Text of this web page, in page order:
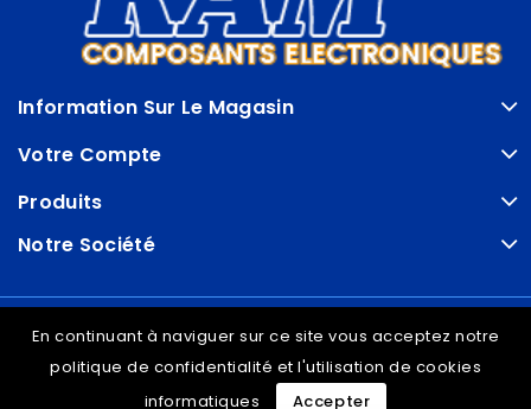
Information Sur Le Magasin
Votre Compte
Produits
Notre Société
© VDRAM - 2026
En continuant à naviguer sur ce site vous acceptez notre
politique de confidentialité et l'utilisation de cookies
informatiques
Accepter